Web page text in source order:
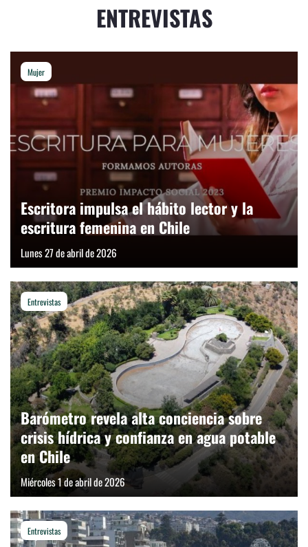
ENTREVISTAS
Mujer
Escritora impulsa el hábito lector y la
escritura femenina en Chile
Lunes 27 de abril de 2026
Entrevistas
Barómetro revela alta conciencia sobre
crisis hídrica y confianza en agua potable
en Chile
Miércoles 1 de abril de 2026
Entrevistas